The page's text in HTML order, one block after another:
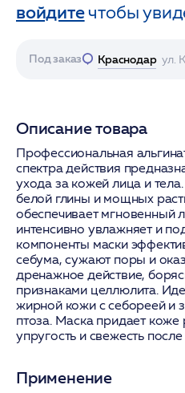
войдитечтобы
Под заказ Краснодар ул.
Описание товара
Профессиональная
спектра действия
ухода за кожей лица и
белой глины и мощных
обеспечивает мгновенный
интенсивно увлажняет и
компоненты маски
себума, сужают поры и
дренажное действие,
признаками целлюлита.
жирной кожи с себореей и
птоза. Маска придает
упругость и свежесть
Применение